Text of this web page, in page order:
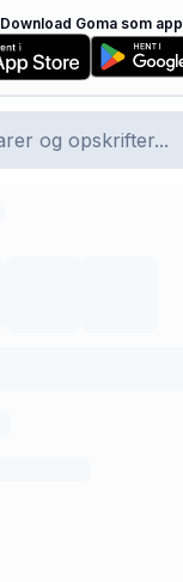
Download Goma som app